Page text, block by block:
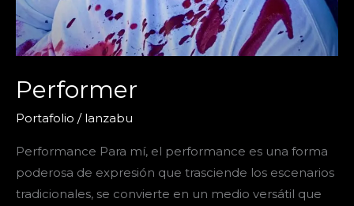
Performer
Portafolio / lanzabu
Performance Para mí, el performance es una forma
poderosa de expresión que trasciende los escenarios
tradicionales, se convierte en un medio versátil que